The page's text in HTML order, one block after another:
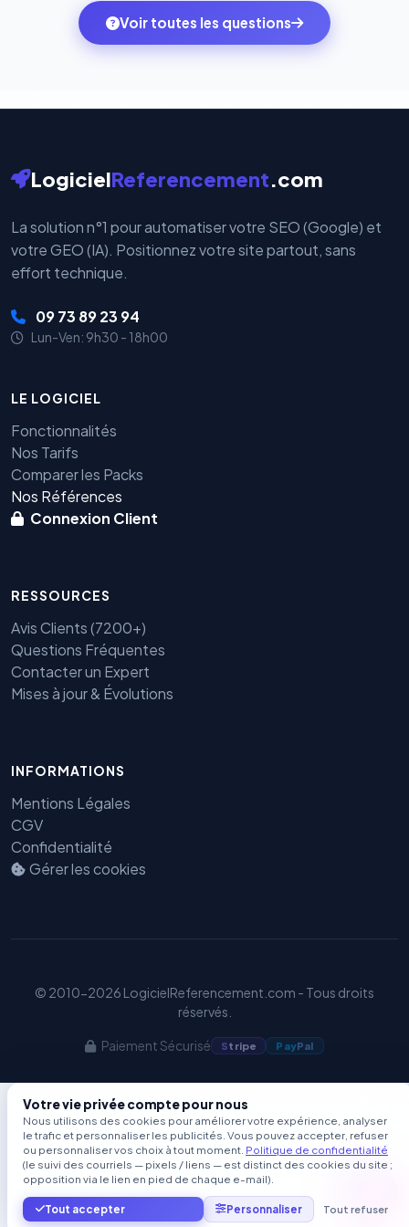
ambitions du moment — sans perdre vos données ni
votre historique.
monde. Vos données bancaires ne transitent jamais
par nos serveurs — elles sont gérées directement et
Voir toutes les questions
LogicielReferencement.com
La solution n°1 pour automatiser votre SEO (Google) et
votre GEO (IA). Positionnez votre site partout, sans
effort technique.
09 73 89 23 94
Lun-Ven: 9h30 - 18h00
LE LOGICIEL
Fonctionnalités
Nos Tarifs
Comparer les Packs
Nos Références
Connexion Client
RESSOURCES
Avis Clients (7200+)
Questions Fréquentes
Contacter un Expert
Mises à jour & Évolutions
INFORMATIONS
Mentions Légales
CGV
Confidentialité
Gérer les cookies
© 2010-2026 LogicielReferencement.com - Tous droits
réservés.
Paiement Sécurisé Stripe PayPal
Votre vie privée compte pour nous
Nous utilisons des cookies pour améliorer votre expérience, analyser
le trafic et personnaliser les publicités. Vous pouvez accepter, refuser
ou personnaliser vos choix à tout moment. Politique de confidentialité
(le suivi des courriels — pixels / liens — est distinct des cookies du site ;
opposition via le lien en pied de chaque e-mail).
Tout accepter Personnaliser Tout refuser